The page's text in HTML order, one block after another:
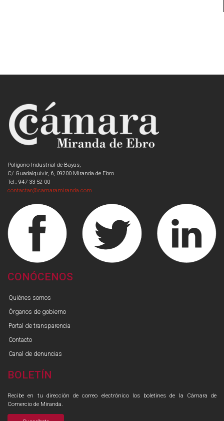
Polígono Industrial de Bayas,
C/ Guadalquivir, 6, 09200 Miranda de Ebro
Tel.: 947 33 52 00
contactar@camaramiranda.com
CONÓCENOS
Quiénes somos
Órganos de gobierno
Portal de transparencia
Contacto
Canal de denuncias
BOLETÍN
Recibe en tu dirección de correo electrónico los boletines de la Cámara de
Comercio de Miranda.